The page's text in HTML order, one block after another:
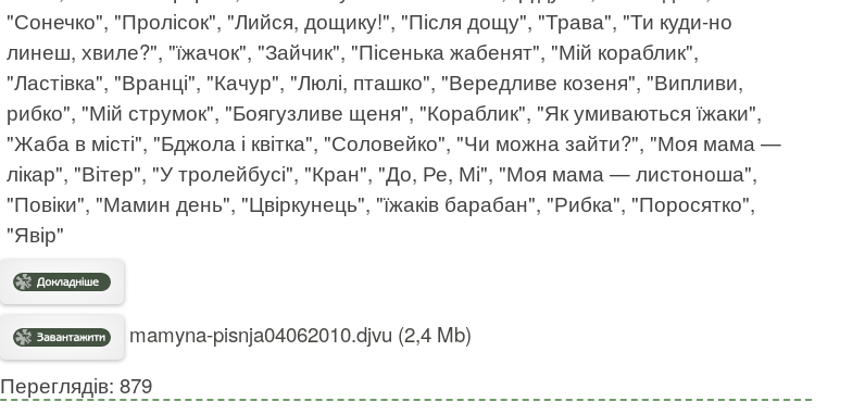
"Сонечко", "Пролісок", "Лийся, дощику!", "Після дощу", "Трава", "Ти куди-но
линеш, хвиле?", "їжачок", "Зайчик", "Пісенька жабенят", "Мій кораблик",
"Ластівка", "Вранці", "Качур", "Люлі, пташко", "Вередливе козеня", "Випливи,
рибко", "Мій струмок", "Боягузливе щеня", "Кораблик", "Як умиваються їжаки",
"Жаба в місті", "Бджола і квітка", "Соловейко", "Чи можна зайти?", "Моя мама —
лікар", "Вітер", "У тролейбусі", "Кран", "До, Ре, Мі", "Моя мама — листоноша",
"Повіки", "Мамин день", "Цвіркунець", "їжаків барабан", "Рибка", "Поросятко",
"Явір"
mamyna-pisnja04062010.djvu (2,4 Mb)
Переглядів: 879